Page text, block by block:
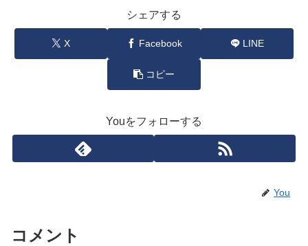
シェアする
X Facebook LINE
コピー
Youをフォローする
You
コメント